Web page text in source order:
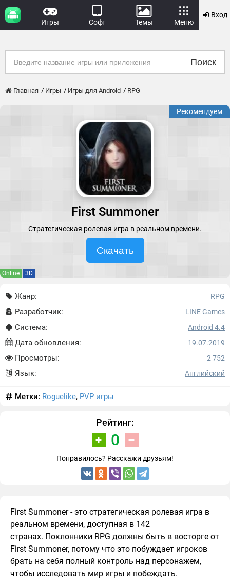
Игры Софт Темы Меню
Вход
Поиск
Главная Игры Игры для Android RPG
Рекомендуем
First Summoner
Cтратегическая ролевая игра в реальном времени.
Скачать
Online 3D
Жанр: RPG
Разработчик: LINE Games
Система: Android 4.4
Дата обновления: 19.07.2019
Просмотры: 2 752
Язык: Английский
Метки: Roguelike, PVP игры
Рейтинг:
0
Понравилось? Расскажи друзьям!
First Summoner - это стратегическая ролевая игра в
реальном времени, доступная в 142
странах. Поклонники RPG должны быть в восторге от
First Summoner, потому что это побуждает игроков
брать на себя полный контроль над персонажем,
чтобы исследовать мир игры и побеждать.